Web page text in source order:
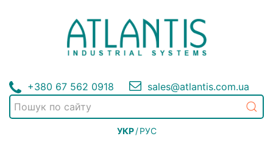
+380 67 562 0918 sales@atlantis.com.ua
УКР / РУС